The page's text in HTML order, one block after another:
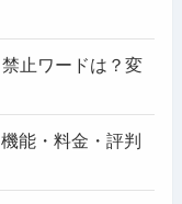
止ワードは？変
能・料金・評判